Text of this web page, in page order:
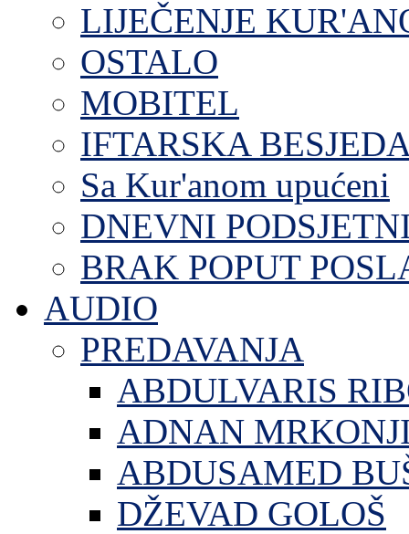
LIJEČENJE
OSTALO
MOBITEL
IFTARSKA
Sa Kur'anom upućeni
DNEVNI
BRAK POPUT
AUDIO
PREDAVANJA
ABDULVARIS
ADNAN
ABDUSAMED
DŽEVAD GOLOŠ